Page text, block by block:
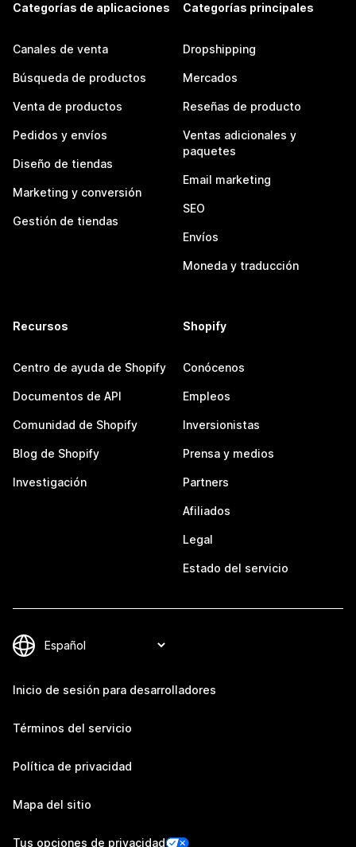
Categorías de aplicaciones
Canales de venta
Búsqueda de productos
Venta de productos
Pedidos y envíos
Diseño de tiendas
Marketing y conversión
Gestión de tiendas
Categorías principales
Dropshipping
Mercados
Reseñas de producto
Ventas adicionales y
paquetes
Email marketing
SEO
Envíos
Moneda y traducción
Recursos
Centro de ayuda de Shopify
Documentos de API
Comunidad de Shopify
Blog de Shopify
Investigación
Shopify
Conócenos
Empleos
Inversionistas
Prensa y medios
Partners
Afiliados
Legal
Estado del servicio
Inicio de sesión para desarrolladores
Términos del servicio
Política de privacidad
Mapa del sitio
Tus opciones de privacidad